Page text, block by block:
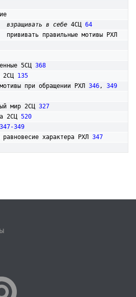
взращивать в себе 4СЦ 64
5СЦ
368
2СЦ
135
мотивы при обращении РХЛ
346, 349
мир 2СЦ
327
2СЦ
520
347-349
равновесие характера РХЛ
347